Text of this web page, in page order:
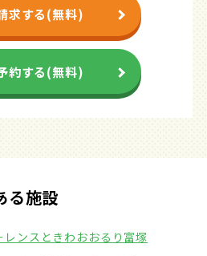
求する(無料)
約する(無料)
る施設
レンスときわ おおるり富塚